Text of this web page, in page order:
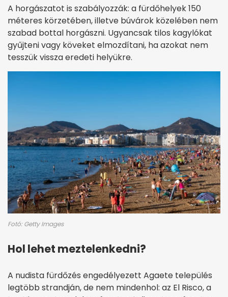
A horgászatot is szabályozzák: a fürdőhelyek 150
méteres körzetében, illetve búvárok közelében nem
szabad bottal horgászni. Ugyancsak tilos kagylókat
gyűjteni vagy köveket elmozdítani, ha azokat nem
tesszük vissza eredeti helyükre.
Fotó: Getty Images
Hol lehet meztelenkedni?
A nudista fürdőzés engedélyezett Agaete település
legtöbb strandján, de nem mindenhol: az El Risco, a